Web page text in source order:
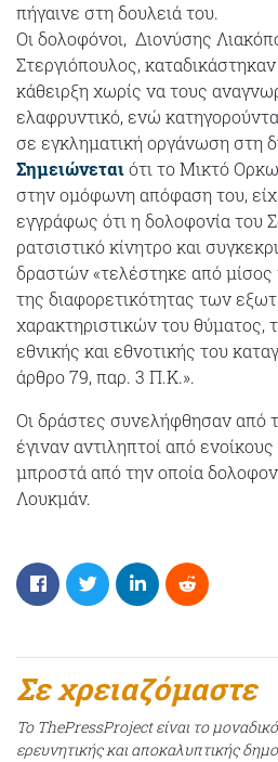
πήγαινε στη δουλειά του.
Οι δολοφόνοι, Διονύσης
Στεργιόπουλος,
κάθειρξη χωρίς να τους
ελαφρυντικό, ενώ
σε εγκληματική οργάνωση στη
Σημειώνεταιότι το Μικτό
στην ομόφωνη απόφαση του,
εγγράφως ότι η δολοφονία του
ρατσιστικό κίνητρο και
δραστών «τελέστηκε από
της διαφορετικότητας των
χαρακτηριστικών του θύματος,
εθνικής και εθνοτικής του
άρθρο 79, παρ. 3 Π.Κ.».
Οι δράστες συνελήφθησαν από
έγιναν αντιληπτοί από
μπροστά από την οποία
Λουκμάν.
Σε χρειαζόμαστε
Το ThePressProject είναι το
ερευνητικής και αποκαλυπτικής